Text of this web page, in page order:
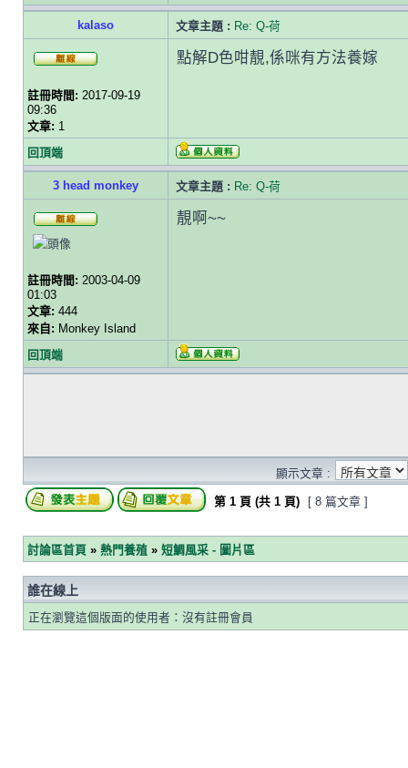
kalaso 文章主題 : Re: Q-荷
註冊時間: 2017-09-19
09:36
文章: 1
點解D色咁靚,係咪有方法養嫁
回頂端
3 head monkey 文章主題 : Re: Q-荷
註冊時間: 2003-04-09
01:03
文章: 444
來自: Monkey Island
靚啊~~
回頂端
顯示文章 :
第 1 頁 (共 1 頁) [ 8 篇文章 ]
討論區首頁 » 熱門養殖 » 短鯛風采 - 圖片區
誰在線上
正在瀏覽這個版面的使用者：沒有註冊會員